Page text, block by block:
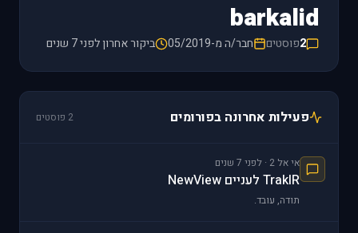
barkalid
2פוסטים חבר/ה מ-05/2019 ביקור אחרון לפני 7 שנים
פעילות אחרונה בפורומים 2 פוסטים
אי אל 2 · לפני 7 שנים
TrakIR לעניים NewView
תודה, עובד.